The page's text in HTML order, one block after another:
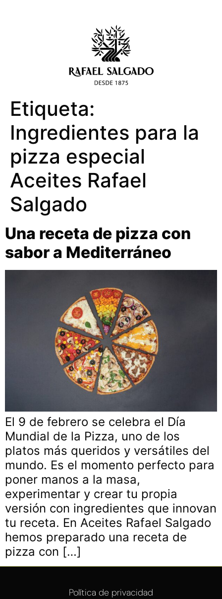
Etiqueta:
Ingredientes para la
pizza especial
Aceites Rafael
Salgado
Una receta de pizza con
sabor a Mediterráneo
El 9 de febrero se celebra el Día
Mundial de la Pizza, uno de los
platos más queridos y versátiles del
mundo. Es el momento perfecto para
poner manos a la masa,
experimentar y crear tu propia
versión con ingredientes que innovan
tu receta. En Aceites Rafael Salgado
hemos preparado una receta de
pizza con […]
Política de privacidad